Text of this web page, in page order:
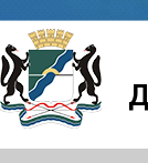
Jump
to
navigation